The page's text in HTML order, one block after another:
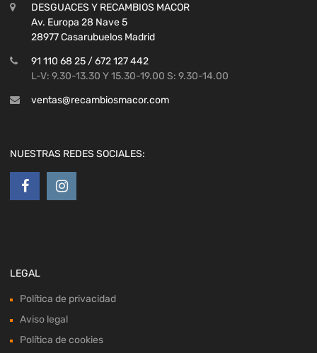
DESGUACES Y RECAMBIOS MACOR
Av. Europa 28 Nave 5
28977 Casarubuelos Madrid
91 110 68 25 / 672 127 442
L-V: 9.30-13.30 Y 15.30-19.00 S: 9.30-14.00
ventas@recambiosmacor.com
NUESTRAS REDES SOCIALES:
LEGAL
Política de privacidad
Aviso legal
Política de cookies